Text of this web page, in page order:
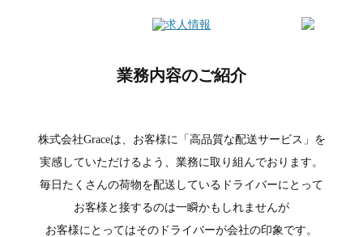
業務内容のご紹介
株式会社Graceは、お客様に「高品質な配送サービス」を
実感していただけるよう、業務に取り組んでおります。
毎日たくさんの荷物を配送しているドライバーにとって
お客様と接するのは一瞬かもしれませんが
お客様にとってはそのドライバーが会社の印象です。